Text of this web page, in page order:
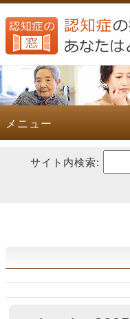
メニュー
サイト内検索: